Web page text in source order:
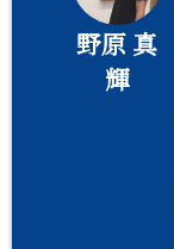
野原 真
輝